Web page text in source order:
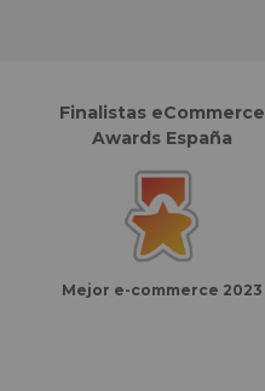
Finalistas eCommerce
Awards España
Mejor e-commerce 2023